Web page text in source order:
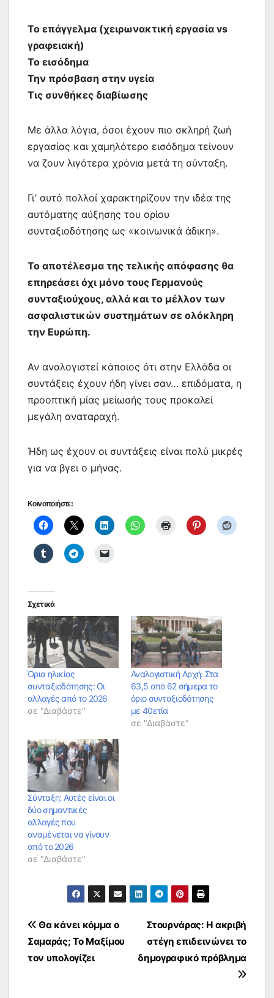
Το επάγγελμα (χειρωνακτική εργασία vs
γραφειακή)
Το εισόδημα
Την πρόσβαση στην υγεία
Τις συνθήκες διαβίωσης
Με άλλα λόγια, όσοι έχουν πιο σκληρή ζωή
εργασίας και χαμηλότερο εισόδημα τείνουν
να ζουν λιγότερα χρόνια μετά τη σύνταξη.
Γι’ αυτό πολλοί χαρακτηρίζουν την ιδέα της
αυτόματης αύξησης του ορίου
συνταξιοδότησης ως «κοινωνικά άδικη».
Το αποτέλεσμα της τελικής απόφασης θα
επηρεάσει όχι μόνο τους Γερμανούς
συνταξιούχους, αλλά και το μέλλον των
ασφαλιστικών συστημάτων σε ολόκληρη
την Ευρώπη.
Αν αναλογιστεί κάποιος ότι στην Ελλάδα οι
συντάξεις έχουν ήδη γίνει σαν… επιδόματα, η
προοπτική μίας μείωσής τους προκαλεί
μεγάλη αναταραχή.
Ήδη ως έχουν οι συντάξεις είναι πολύ μικρές
για να βγει ο μήνας.
Κοινοποιήστε:
Σχετικά
Όρια ηλικίας
συνταξιοδότησης: Οι
αλλαγές από το 2026
σε "Διαβάστε"
Αναλογιστική Αρχή: Στα
63,5 από 62 σήμερα το
όριο συνταξιοδότησης
με 40ετία
σε "Διαβάστε"
Σύνταξη: Αυτές είναι οι
δύο σημαντικές
αλλαγές που
αναμένεται να γίνουν
από το 2026
σε "Διαβάστε"
Πλοήγηση
άρθρων
Στουρνάρας: Η ακριβή
στέγη επιδεινώνει το
δημογραφικό πρόβλημα
Θα κάνει κόμμα ο
Σαμαράς; Το Μαξίμου
τον υπολογίζει